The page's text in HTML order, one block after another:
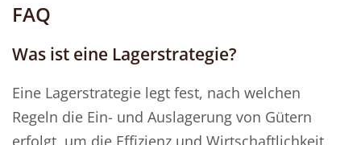
FAQ
Was ist eine Lagerstrategie?
Eine Lagerstrategie legt fest, nach welchen
Regeln die Ein- und Auslagerung von Gütern
erfolgt, um die Effizienz und Wirtschaftlichkeit